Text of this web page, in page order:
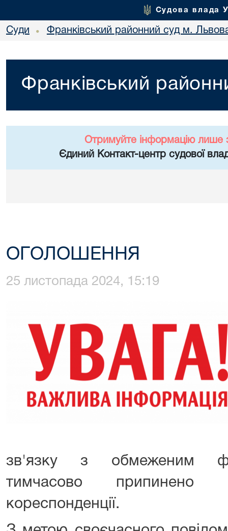
Судова влада
Суди • Франківський районний суд м.
Франківський
Отримуйте інформацію лише
Єдиний Контакт-центр судової
ОГОЛОШЕННЯ
25 листопада 2024, 15:19
зв'язку з обмеженим
тимчасово припинено
кореспонденції.